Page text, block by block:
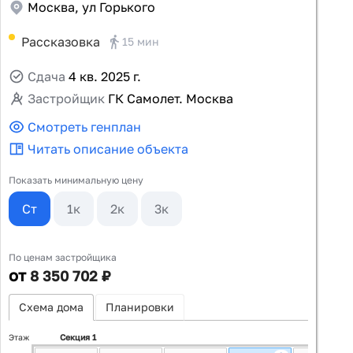
Москва, ул Горького
Рассказовка 15 мин
Сдача 4 кв. 2025 г.
Застройщик ГК Самолет. Москва
Смотреть генплан
Читать описание объекта
Показать минимальную цену
Ст 1к 2к 3к
По ценам застройщика
от 8 350 702 ₽
Схема дома Планировки
Этаж
Секция 1